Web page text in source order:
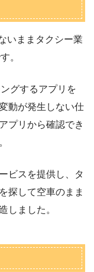
いままタクシー業
。
グするアプリを
動が発生しない仕
プリから確認でき
ビスを提供し、タ
探して空車のまま
しました。